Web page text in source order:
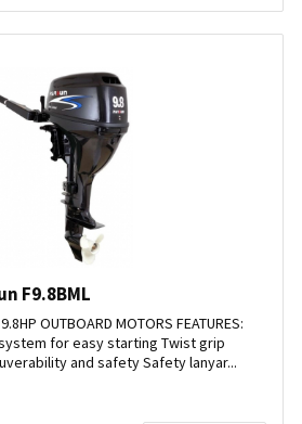
F9.8BML
OUTBOARD MOTORS FEATURES:
for easy starting Twist grip
and safety Safety lanyar...